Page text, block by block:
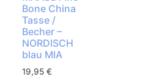
Bone China
Tasse /
Becher –
NORDISCH
blau MIA
19,95 €